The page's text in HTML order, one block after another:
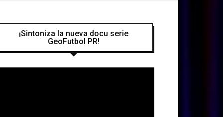
¡Sintoniza la nueva docu serie
GeoFutbol PR!